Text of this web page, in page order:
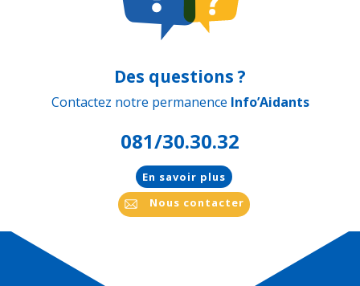
Des questions ?
Contactez notre permanence Info’Aidants
081/30.30.32
En savoir plus
Nous contacter